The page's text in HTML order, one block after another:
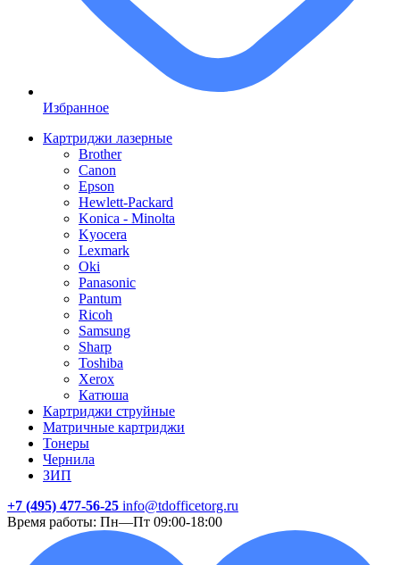
Избранное
Картриджи лазерные
Brother
Canon
Epson
Hewlett-Packard
Konica - Minolta
Kyocera
Lexmark
Oki
Panasonic
Pantum
Ricoh
Samsung
Sharp
Toshiba
Xerox
Катюша
Картриджи струйные
Матричные картриджи
Тонеры
Чернила
ЗИП
+7 (495) 477-56-25 info@tdofficetorg.ru
Время работы: Пн—Пт 09:00-18:00